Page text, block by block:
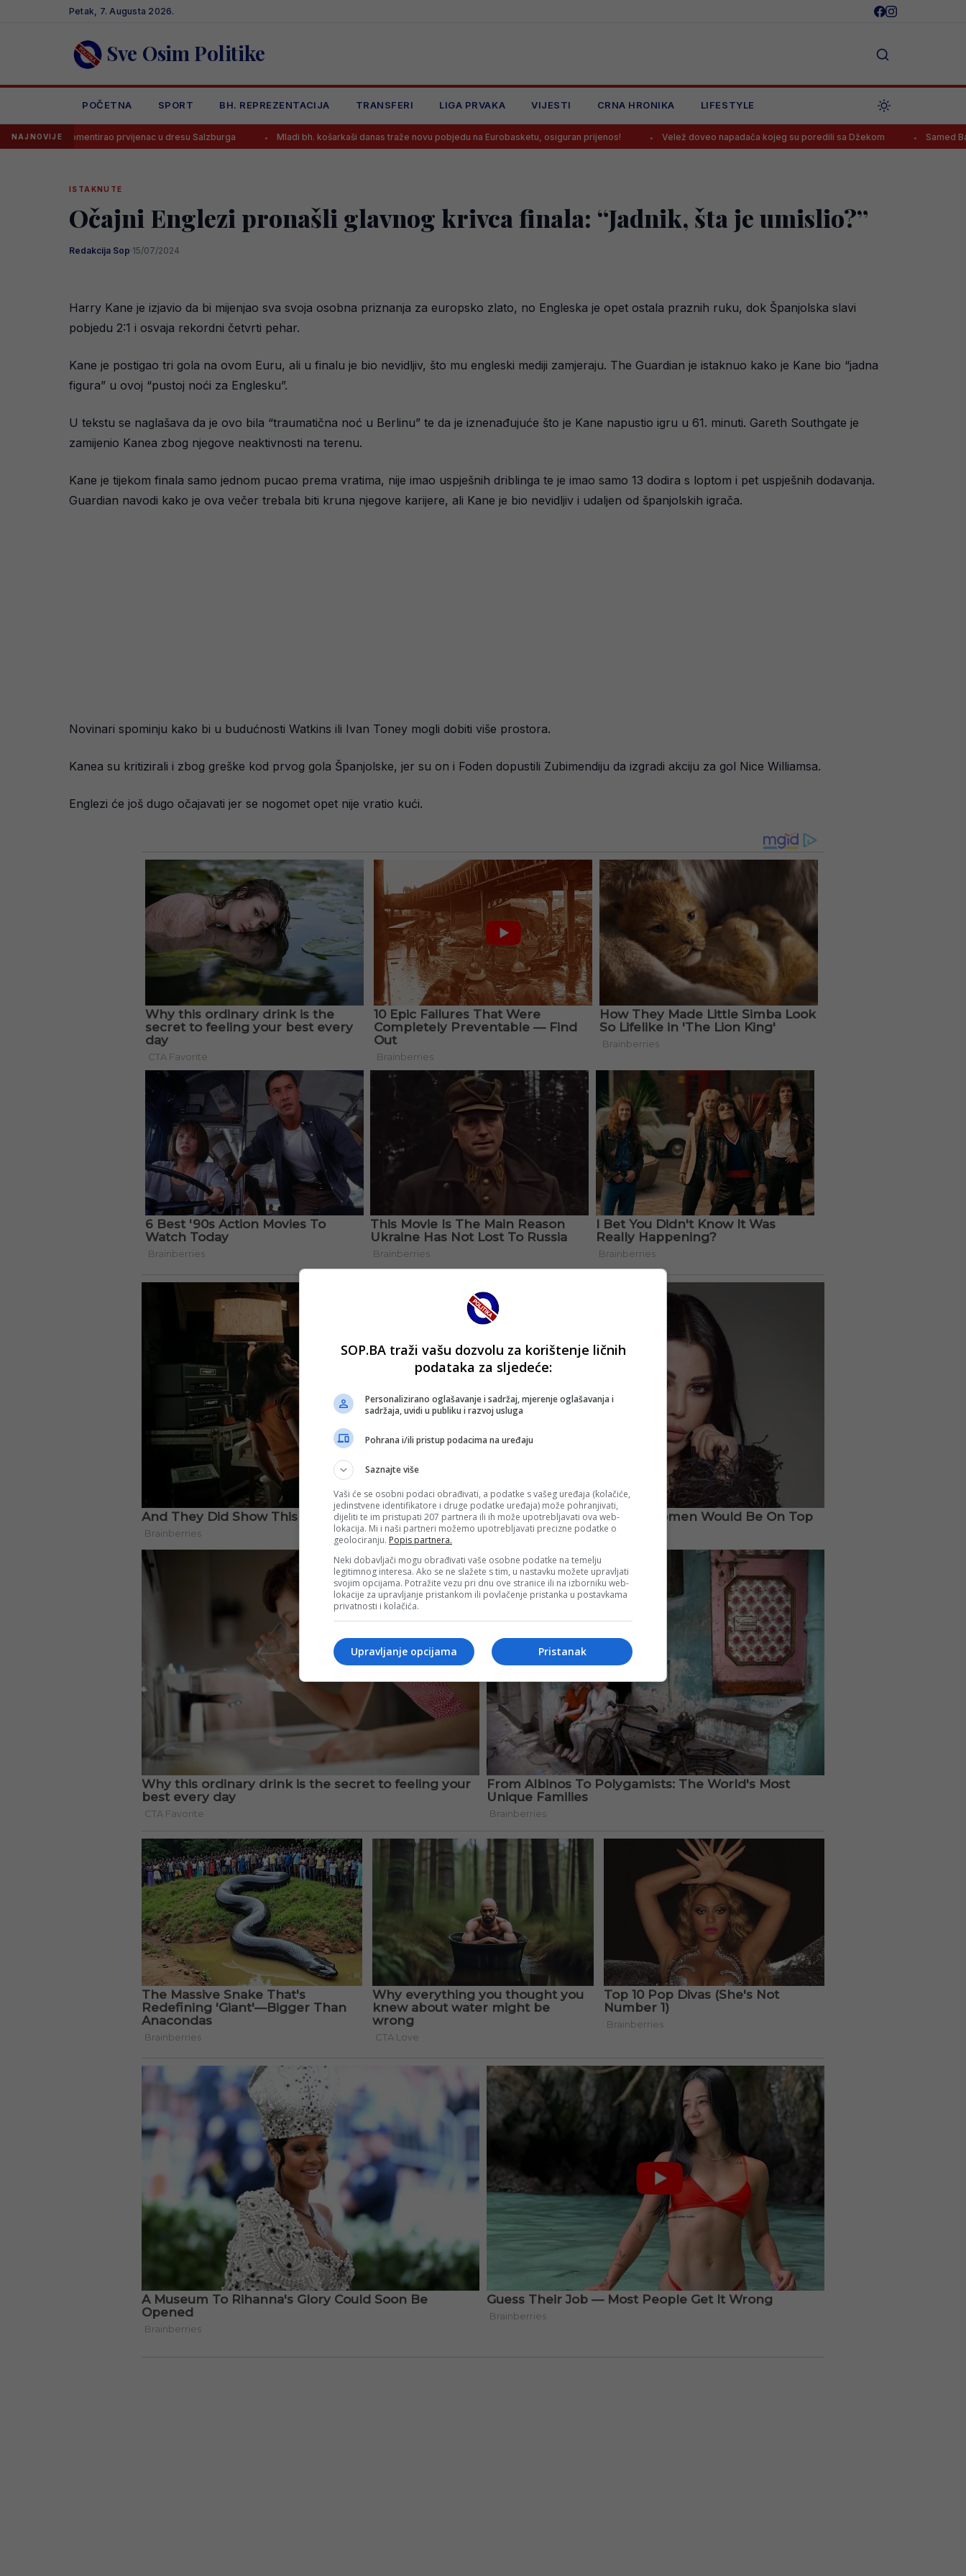
Petak, 7. Augusta 2026.
Sve Osim Politike
POČETNA SPORT BH. REPREZENTACIJA TRANSFERI LIGA PRVAKA VIJESTI CRNA HRONIKA LIFESTYLE
NAJNOVIJEprvijenac u dresu Salzburga Mladi bh. košarkaši danas traže novu pobjedu na Eurobasketu, osiguran prijenos! Velež doveo napadača kojeg su poredili sa Džekom Samed Baždar
ISTAKNUTE
Očajni Englezi pronašli glavnog krivca finala: “Jadnik, šta je umislio?”
Redakcija Sop·15/07/2024
Harry Kane je izjavio da bi mijenjao sva svoja osobna priznanja za europsko zlato, no Engleska je opet ostala praznih ruku, dok Španjolska slavi
pobjedu 2:1 i osvaja rekordni četvrti pehar.
Kane je postigao tri gola na ovom Euru, ali u finalu je bio nevidljiv, što mu engleski mediji zamjeraju. The Guardian je istaknuo kako je Kane bio “jadna
figura” u ovoj “pustoj noći za Englesku”.
U tekstu se naglašava da je ovo bila “traumatična noć u Berlinu” te da je iznenađujuće što je Kane napustio igru u 61. minuti. Gareth Southgate je
zamijenio Kanea zbog njegove neaktivnosti na terenu.
Kane je tijekom finala samo jednom pucao prema vratima, nije imao uspješnih driblinga te je imao samo 13 dodira s loptom i pet uspješnih dodavanja.
Guardian navodi kako je ova večer trebala biti kruna njegove karijere, ali Kane je bio nevidljiv i udaljen od španjolskih igrača.
Novinari spominju kako bi u budućnosti Watkins ili Ivan Toney mogli dobiti više prostora.
Kanea su kritizirali i zbog greške kod prvog gola Španjolske, jer su on i Foden dopustili Zubimendiju da izgradi akciju za gol Nice Williamsa.
Englezi će još dugo očajavati jer se nogomet opet nije vratio kući.
SOP.BA traži vašu dozvolu za korištenje ličnih
podataka za sljedeće:
Personalizirano oglašavanje i sadržaj, mjerenje oglašavanja i
sadržaja, uvidi u publiku i razvoj usluga
Pohrana i/ili pristup podacima na uređaju
Saznajte više
Vaši će se osobni podaci obrađivati, a podatke s vašeg uređaja (kolačiće,
jedinstvene identifikatore i druge podatke uređaja) može pohranjivati,
dijeliti te im pristupati 207 partnera ili ih može upotrebljavati ova web-
lokacija. Mi i naši partneri možemo upotrebljavati precizne podatke o
geolociranju. Popis partnera.
Neki dobavljači mogu obrađivati vaše osobne podatke na temelju
legitimnog interesa. Ako se ne slažete s tim, u nastavku možete upravljati
svojim opcijama. Potražite vezu pri dnu ove stranice ili na izborniku web-
lokacije za upravljanje pristankom ili povlačenje pristanka u postavkama
privatnosti i kolačića.
Pristanak
Upravljanje opcijama